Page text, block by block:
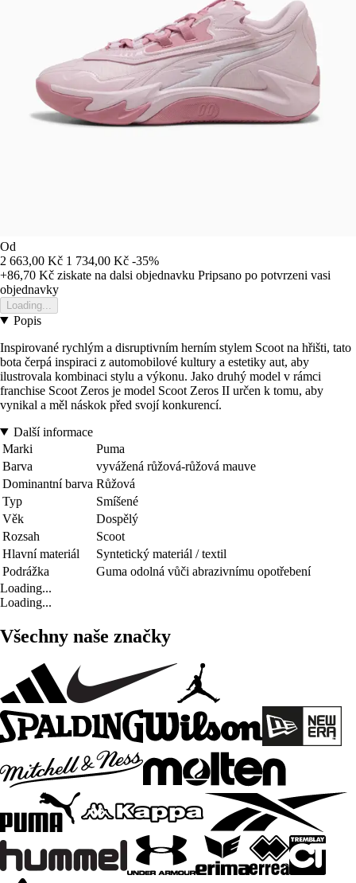
Od
2 663,00 Kč 1 734,00 Kč -35%
+86,70 Kč ziskate na dalsi objednavku Pripsano po potvrzeni vasi
objednavky
Loading...
Popis
Inspirované rychlým a disruptivním herním stylem Scoot na hřišti, tato
bota čerpá inspiraci z automobilové kultury a estetiky aut, aby
ilustrovala kombinaci stylu a výkonu. Jako druhý model v rámci
franchise Scoot Zeros je model Scoot Zeros II určen k tomu, aby
vynikal a měl náskok před svojí konkurencí.
Další informace
Marki
Puma
Barva
vyvážená růžová-růžová mauve
Dominantní barva Růžová
Typ
Smíšené
Věk
Dospělý
Rozsah
Scoot
Hlavní materiál
Syntetický materiál / textil
Podrážka
Guma odolná vůči abrazivnímu opotřebení
Loading...
Loading...
Všechny naše značky